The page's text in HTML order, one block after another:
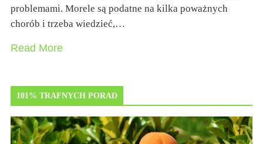
problemami. Morele są podatne na kilka poważnych
chorób i trzeba wiedzieć,…
Read More
101% TRAFNYCH PORAD